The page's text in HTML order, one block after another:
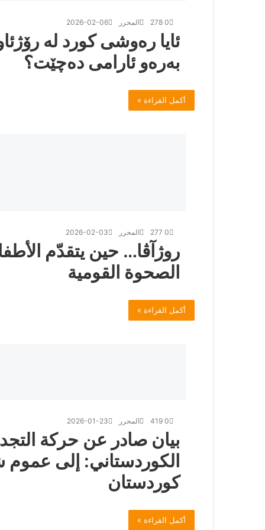
المحرر 2026-02-06 0
278
ئایا رەوشی کورد لە
بەرەو ئارامی دەچێت؟
أكمل القراءة »
المحرر 2026-02-03 0
277
روژآڤا… حين يتقدّم
الصحوة القومية
أكمل القراءة »
المحرر 2026-01-23 0
419
بيان صادر عن حركة
الكوردستاني: إلى
كوردستان
أكمل القراءة »